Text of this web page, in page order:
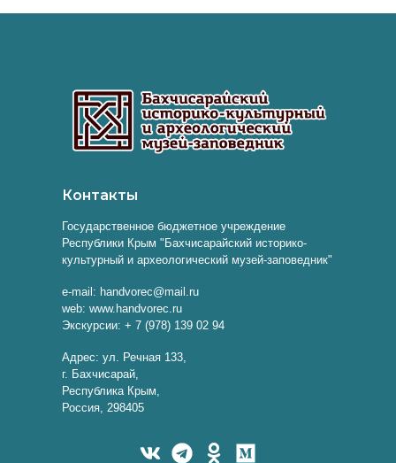
Контакты
Государственное бюджетное учреждение
Республики Крым "Бахчисарайский историко-
культурный и археологический музей-заповедник"
e-mail: handvorec@mail.ru
web: www.handvorec.ru
Экскурсии: + 7 (978) 139 02 94
Адрес: ул. Речная 133,
г. Бахчисарай,
Республика Крым,
Россия, 298405